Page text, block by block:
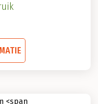
product